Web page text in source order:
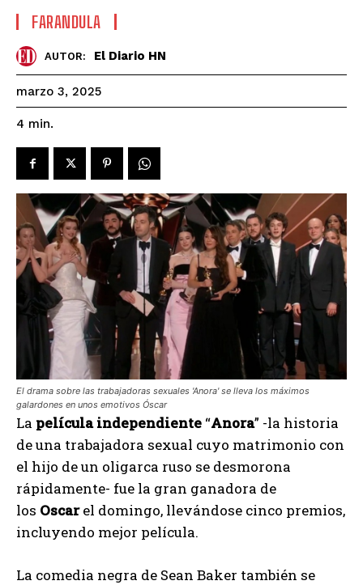
FARANDULA
AUTOR: El Diario HN
marzo 3, 2025
4 min.
El drama sobre las trabajadoras sexuales 'Anora' se lleva los máximos
galardones en unos emotivos Óscar
La película independiente “Anora” -la historia
de una trabajadora sexual cuyo matrimonio con
el hijo de un oligarca ruso se desmorona
rápidamente- fue la gran ganadora de
los Oscarel domingo, llevándose cinco premios,
incluyendo mejor película.
La comedia negra de Sean Baker también se